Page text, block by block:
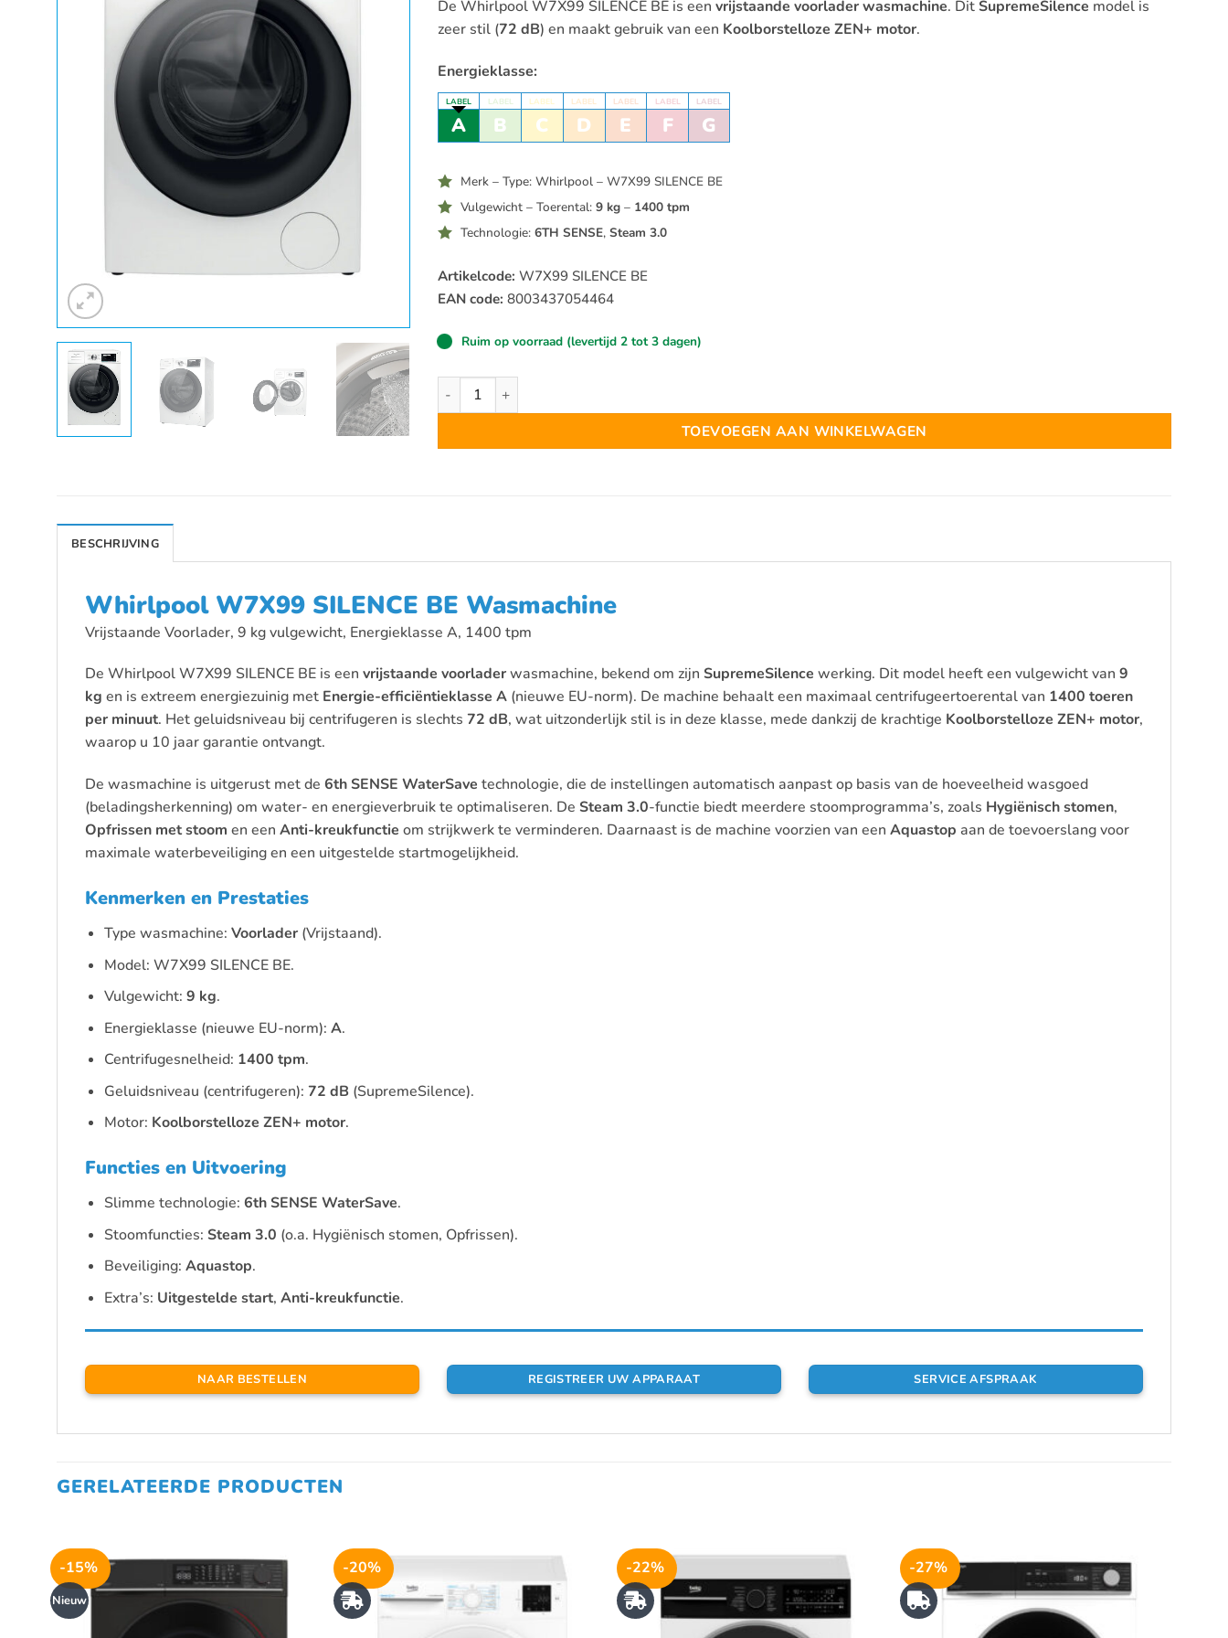
was:
€699,00.
is:
€579,00.
De Whirlpool W7X99 SILENCE BE is een vrijstaande voorlader wasmachine. DitSupremeSilence model is
zeer stil (72 dB) en maakt gebruik van een Koolborstelloze ZEN+ motor.
Energieklasse:
LABEL
A
LABEL
B
LABEL
C
LABEL
D
LABEL
E
LABEL
F
LABEL
G
Merk – Type: Whirlpool – W7X99 SILENCE BE
Vulgewicht – Toerental: 9 kg– 1400 tpm
Technologie: 6TH SENSE, Steam 3.0
Artikelcode: W7X99 SILENCE BE
EAN code: 8003437054464
Ruim op voorraad (levertijd 2 tot 3 dagen)
Whirlpool W7X99 SILENCE BE Wasmachine 9 kg, 1400 toeren aantal
TOEVOEGEN AAN WINKELWAGEN
BESCHRIJVING
Whirlpool W7X99 SILENCE BE Wasmachine
Vrijstaande Voorlader, 9 kg vulgewicht, Energieklasse A, 1400 tpm
De Whirlpool W7X99 SILENCE BE is een vrijstaande voorladerwasmachine, bekend om zijn SupremeSilence werking. Dit model heeft een vulgewicht van 9
kg en is extreem energiezuinig met Energie-efficiëntieklasse A (nieuwe EU-norm). De machine behaalt een maximaal centrifugeertoerental van 1400 toeren
per minuut. Het geluidsniveau bij centrifugeren is slechts 72 dB, wat uitzonderlijk stil is in deze klasse, mede dankzij de krachtige Koolborstelloze ZEN+ motor,
waarop u 10 jaar garantie ontvangt.
De wasmachine is uitgerust met de 6th SENSE WaterSave technologie, die de instellingen automatisch aanpast op basis van de hoeveelheid wasgoed
(beladingsherkenning) om water- en energieverbruik te optimaliseren. De Steam 3.0-functie biedt meerdere stoomprogramma’s, zoals Hygiënisch stomen,
Opfrissen met stoom en een Anti-kreukfunctie om strijkwerk te verminderen. Daarnaast is de machine voorzien van een Aquastop aan de toevoerslang voor
maximale waterbeveiliging en een uitgestelde startmogelijkheid.
Kenmerken en Prestaties
Type wasmachine: Voorlader(Vrijstaand).
Model: W7X99 SILENCE BE.
Vulgewicht: 9 kg.
Energieklasse (nieuwe EU-norm): A.
Centrifugesnelheid: 1400 tpm.
Geluidsniveau (centrifugeren): 72 dB (SupremeSilence).
Motor: Koolborstelloze ZEN+ motor.
Functies en Uitvoering
Slimme technologie: 6th SENSE WaterSave.
Stoomfuncties: Steam 3.0 (o.a. Hygiënisch stomen, Opfrissen).
Beveiliging: Aquastop.
Extra’s: Uitgestelde start, Anti-kreukfunctie.
NAAR BESTELLEN REGISTREER UW APPARAAT SERVICE AFSPRAAK
GERELATEERDE PRODUCTEN
-15%
Nieuw
-20% -22% -27%